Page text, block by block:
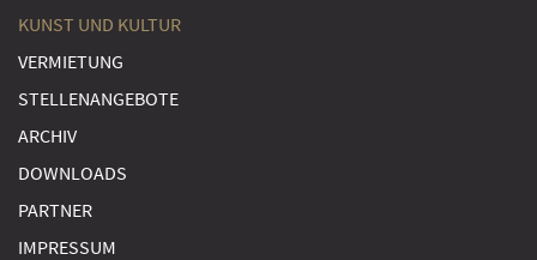
KUNST UND KULTUR
VERMIETUNG
STELLENANGEBOTE
ARCHIV
DOWNLOADS
PARTNER
IMPRESSUM